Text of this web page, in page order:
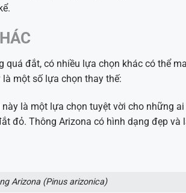
quá đắt, có nhiều lựa chọn khác có thể
một số lựa chọn thay thế:
là một lựa chọn tuyệt vời cho những
đỏ. Thông Arizona có hình dạng đẹp và
Arizona (Pinus arizonica)